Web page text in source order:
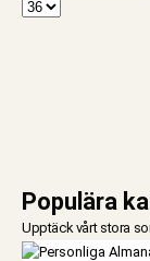
Populära
Upptäck vårt stora